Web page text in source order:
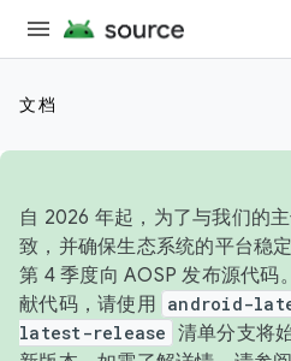
文档
自 2026 年起，为了与我们的
致，并确保生态系统的平台稳
第 4 季度向 AOSP 发布源代码
献代码，请使用 android-
latest-release 清单分支将